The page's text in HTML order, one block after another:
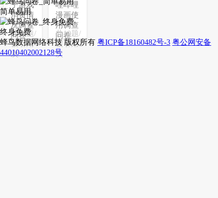
子游戏
消费情
况调查
问卷
共16题/
被引用4
次
哩哔哩
漫画使
用调查
问卷
共10题/
被引用2
次
简单易用
终身免费
蜂鸟数据网络科技 版权所有 粤ICP备18160482号-3 粤公网安备
44010402002128号